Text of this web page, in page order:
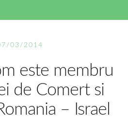
03/2014
este membru
de Comert si
– Israel